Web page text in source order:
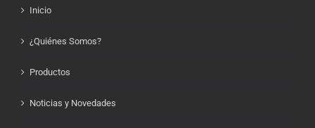
Inicio
¿Quiénes Somos?
Productos
Noticias y Novedades